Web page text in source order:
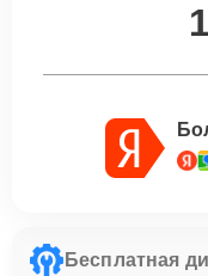
Бесплатная